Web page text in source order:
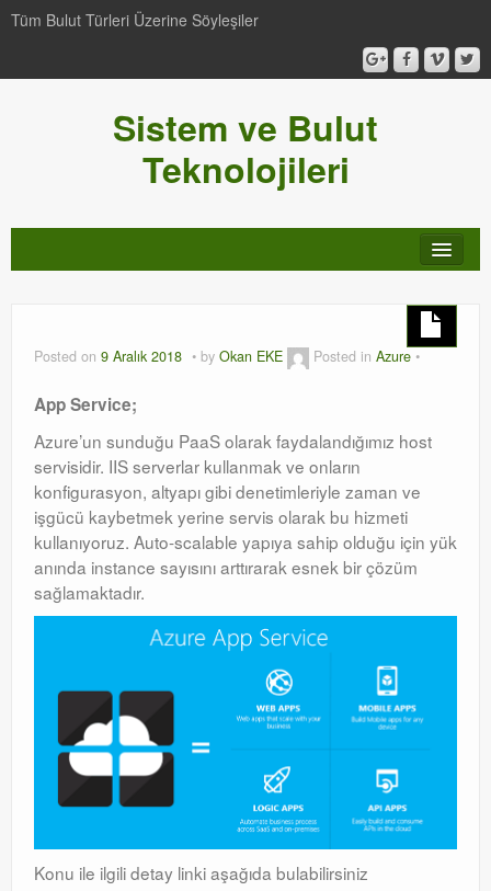
Tüm Bulut Türleri Üzerine Söyleşiler
Sistem ve Bulut
Teknolojileri
Windows Server Family
SCOM
Orchestrator
Watchguard
PHP & MySQL
Posted on 9 Aralık 2018 by Okan EKE Posted in Azure
App Service;
Azure’un sunduğu PaaS olarak faydalandığımız host
servisidir. IIS serverlar kullanmak ve onların
konfigurasyon, altyapı gibi denetimleriyle zaman ve
işgücü kaybetmek yerine servis olarak bu hizmeti
kullanıyoruz. Auto-scalable yapıya sahip olduğu için yük
anında instance sayısını arttırarak esnek bir çözüm
sağlamaktadır.
Konu ile ilgili detay linki aşağıda bulabilirsiniz